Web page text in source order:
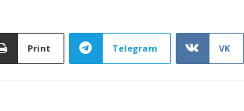
Print Telegram VK